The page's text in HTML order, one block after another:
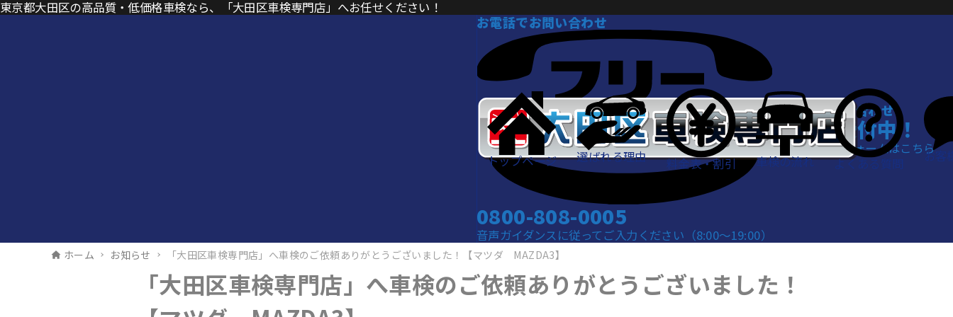
東京都大田区の高品質・低価格車検なら、「大田区車検専門店」へお任せください！
お電話でお問い合わせ
0800-808-0005
音声ガイダンスに従ってご入力ください（8:00～19:00）
WEBでお問い合わせ
24時間受付中！
お問い合わせフォームはこちら
トップページ 選ばれる理由 料金表・割引 車検の流れ よくある質問 お客
ホーム お知らせ 「大田区車検専門店」へ車検のご依頼ありがとうございました！【マツダ MAZDA3】
「大田区車検専門店」へ車検のご依頼ありがとうございました！